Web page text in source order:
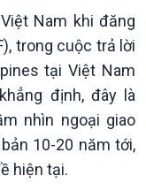
6h
Nam khi đăng
trong cuộc trả lời
tại Việt Nam
định, đây là
nhìn ngoại giao
10-20 năm tới,
hiện tại.